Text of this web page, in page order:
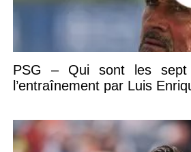
PSG – Qui sont les sept
l’entraînement par Luis